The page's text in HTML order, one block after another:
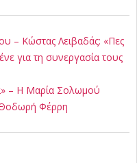
– Κώστας Λειβαδάς: «Πες
για τη συνεργασία τους
– Η Μαρία Σολωμού
Θοδωρή Φέρρη